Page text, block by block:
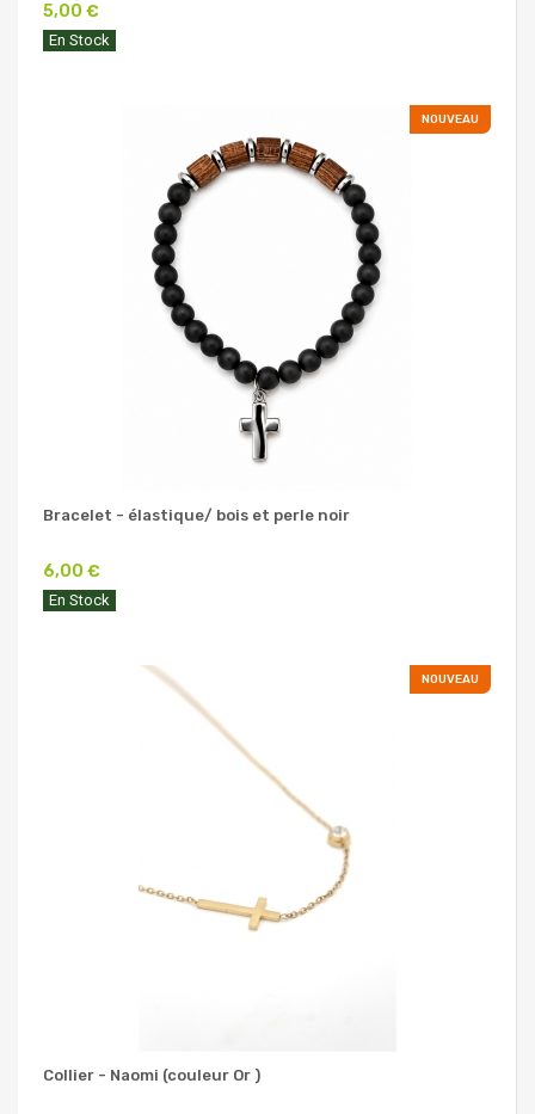
5,00 €
En Stock
NOUVEAU
Bracelet - élastique/ bois et perle noir
6,00 €
En Stock
NOUVEAU
Collier - Naomi (couleur Or )